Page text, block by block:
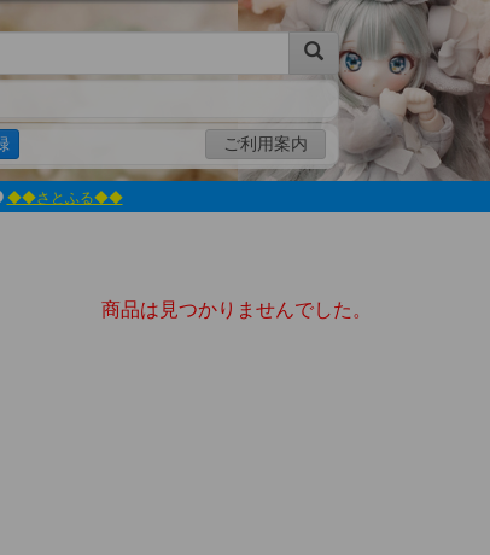
ご利用案内
◆◆さとふる◆◆
ﾝﾚｰﾍﾞﾙｼｮｯﾌﾟ楽天市場店
くあるご質問（Q&A）商品は見つかりませんでした。